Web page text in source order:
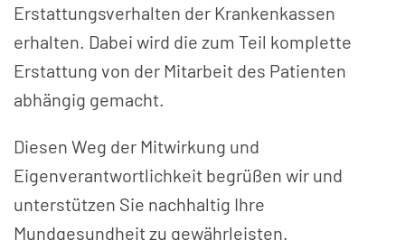
Erstattungsverhalten der Krankenkassen
erhalten. Dabei wird die zum Teil komplette
Erstattung von der Mitarbeit des Patienten
abhängig gemacht.
Diesen Weg der Mitwirkung und
Eigenverantwortlichkeit begrüßen wir und
unterstützen Sie nachhaltig Ihre
Mundgesundheit zu gewährleisten.